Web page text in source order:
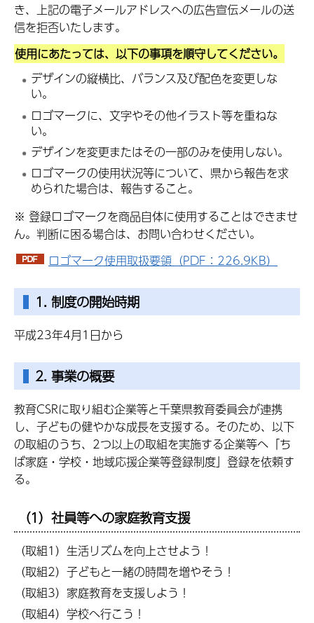
き、上記の電子メールアドレスへの広告宣伝メールの送
信を拒否いたします。
使用にあたっては、以下の事項を順守してください。
デザインの縦横比、バランス及び配色を変更しな
い。
ロゴマークに、文字やその他イラスト等を重ねな
い。
デザインを変更またはその一部のみを使用しない。
ロゴマークの使用状況等について、県から報告を求
められた場合は、報告すること。
※ 登録ロゴマークを商品自体に使用することはできませ
ん。判断に困る場合は、お問い合わせください。
ロゴマーク使用取扱要領（PDF：226.9KB）
1. 制度の開始時期
平成23年4月1日から
2. 事業の概要
教育CSRに取り組む企業等と千葉県教育委員会が連携
し、子どもの健やかな成長を支援する。そのため、以下
の取組のうち、2つ以上の取組を実施する企業等へ「ち
ば家庭・学校・地域応援企業等登録制度」登録を依頼す
る。
（1）社員等への家庭教育支援
（取組1）生活リズムを向上させよう！
（取組2）子どもと一緒の時間を増やそう！
（取組3）家庭教育を支援しよう！
（取組4）学校へ行こう！